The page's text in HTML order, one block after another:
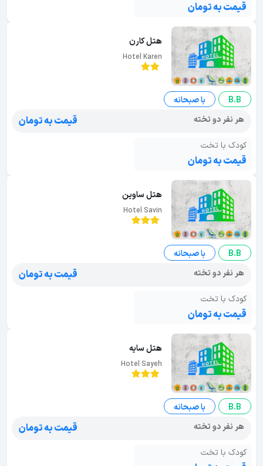
قیمت به تومان
هتل کارن
Hotel Karen
B.B
با صبحانه
هر نفر دو تخته
قیمت به تومان
کودک با تخت
قیمت به تومان
هتل ساوین
Hotel Savin
B.B
با صبحانه
هر نفر دو تخته
قیمت به تومان
کودک با تخت
قیمت به تومان
هتل سایه
Hotel Sayeh
B.B
با صبحانه
هر نفر دو تخته
قیمت به تومان
کودک با تخت